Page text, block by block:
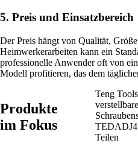
5. Preis und Einsatzbereich
Der Preis hängt von Qualität,
Heimwerkerarbeiten kann ein
professionelle Anwender oft von
Modell profitieren, das dem
Produkte
im Fokus
Teng Tools
Teilen